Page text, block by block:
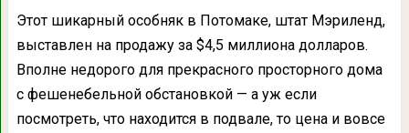
Этот шикарный особняк в Потомаке, штат Мэриленд,
выставлен на продажу за $4,5 миллиона долларов.
Вполне недорого для прекрасного просторного дома
с фешенебельной обстановкой — а уж если
посмотреть, что находится в подвале, то цена и вовсе